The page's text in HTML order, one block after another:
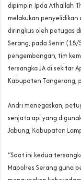
dipimpin Ipda Athallah
melakukan penyelidikan
diringkus oleh petugas
Serang, pada Senin
pengembangan, tim
tersangka JA di sekitar
Kabupaten Tangerang,
Andri menegaskan,
senjata api yang
Jabung, Kabupaten
“Saat ini kedua
Mapolres Serang guna